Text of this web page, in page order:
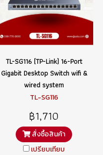
TL-SG116 (TP-Link) 16-Port
Gigabit Desktop Switch wifi &
wired system
TL-SG116
฿1,710
สั่งซื้อสินค้า
เปรียบเทียบ